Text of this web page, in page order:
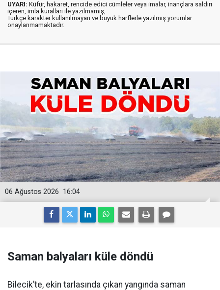
UYARI: Küfür, hakaret, rencide edici cümleler veya imalar, inançlara saldırı
içeren, imla kuralları ile yazılmamış,
Türkçe karakter kullanılmayan ve büyük harflerle yazılmış yorumlar
onaylanmamaktadır.
16:04
06 Ağustos 2026
Saman balyaları küle döndü
Bilecik’te, ekin tarlasında çıkan yangında saman